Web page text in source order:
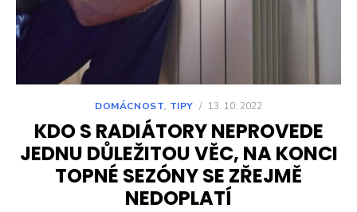
DOMÁCNOST, TIPY / 13. 10. 2022
KDO S RADIÁTORY NEPROVEDE
JEDNU DŮLEŽITOU VĚC, NA KONCI
TOPNÉ SEZÓNY SE ZŘEJMĚ
NEDOPLATÍ